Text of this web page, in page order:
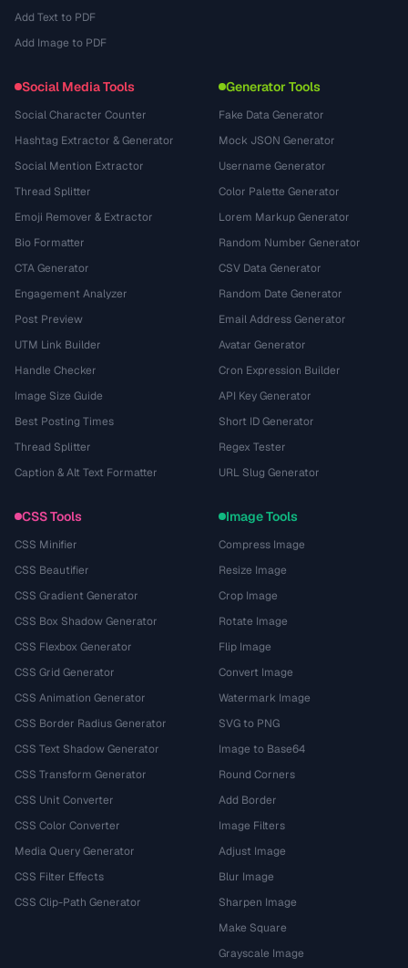
Add Text to PDF
Add Image to PDF
Social Media Tools
Social Character Counter
Hashtag Extractor & Generator
Social Mention Extractor
Thread Splitter
Emoji Remover & Extractor
Bio Formatter
CTA Generator
Engagement Analyzer
Post Preview
UTM Link Builder
Handle Checker
Image Size Guide
Best Posting Times
Thread Splitter
Caption & Alt Text Formatter
Generator Tools
Fake Data Generator
Mock JSON Generator
Username Generator
Color Palette Generator
Lorem Markup Generator
Random Number Generator
CSV Data Generator
Random Date Generator
Email Address Generator
Avatar Generator
Cron Expression Builder
API Key Generator
Short ID Generator
Regex Tester
URL Slug Generator
CSS Tools
CSS Minifier
CSS Beautifier
CSS Gradient Generator
CSS Box Shadow Generator
CSS Flexbox Generator
CSS Grid Generator
CSS Animation Generator
CSS Border Radius Generator
CSS Text Shadow Generator
CSS Transform Generator
CSS Unit Converter
CSS Color Converter
Media Query Generator
CSS Filter Effects
CSS Clip-Path Generator
Image Tools
Compress Image
Resize Image
Crop Image
Rotate Image
Flip Image
Convert Image
Watermark Image
SVG to PNG
Image to Base64
Round Corners
Add Border
Image Filters
Adjust Image
Blur Image
Sharpen Image
Make Square
Grayscale Image